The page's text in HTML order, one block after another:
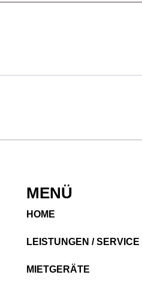
MENÜ
HOME
LEISTUNGEN / SERVICE
MIETGERÄTE